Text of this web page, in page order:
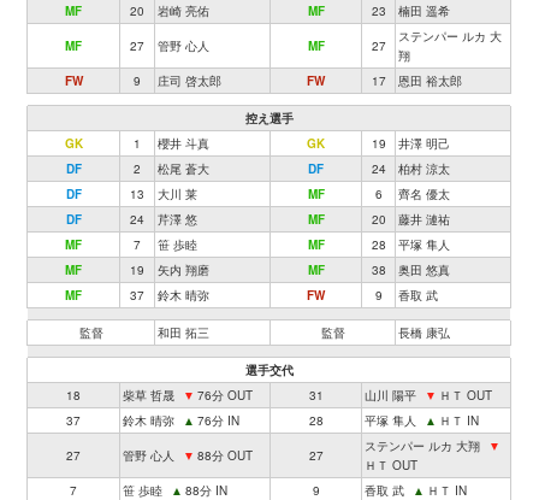
MF
20 岩崎 亮佑 MF 23 楠田 遥希
MF 27 管野 心人 MF 27
ステンパー ルカ 大
翔
FW
9 庄司 啓太郎 FW 17 恩田 裕太郎
控え選手
GK
1 櫻井 斗真 GK 19
井澤 明己
DF
2 松尾 蒼大 DF 24
柏村 涼太
DF
13 大川 莱 MF 6
齊名 優太
DF
24 芹澤 悠 MF 20
藤井 漣祐
MF
7 笹 歩睦 MF 28
平塚 隼人
MF
19 矢内 翔磨 MF 38
奥田 悠真
MF
37 鈴木 晴弥 FW 9 香取 武
監督 和田 拓三 監督 長橋 康弘
選手交代
18
柴草 哲晟 ▼ 76分 OUT 31 山川 陽平 ▼ ＨＴ OUT
37
鈴木 晴弥 ▲ 76分 IN 28 平塚 隼人 ▲ ＨＴ IN
27 管野 心人 ▼ 88分 OUT 27
ステンパー ルカ 大翔
▼
ＨＴ OUT
7
笹 歩睦 ▲ 88分 IN 9 香取 武 ▲ ＨＴ IN